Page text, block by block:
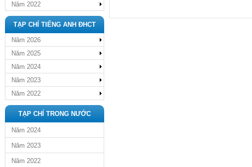
Năm 2022
TẠP CHÍ TIẾNG ANH ĐHCT
Năm 2026
Năm 2025
Năm 2024
Năm 2023
Năm 2022
TẠP CHÍ TRONG NƯỚC
Năm 2024
Năm 2023
Năm 2022